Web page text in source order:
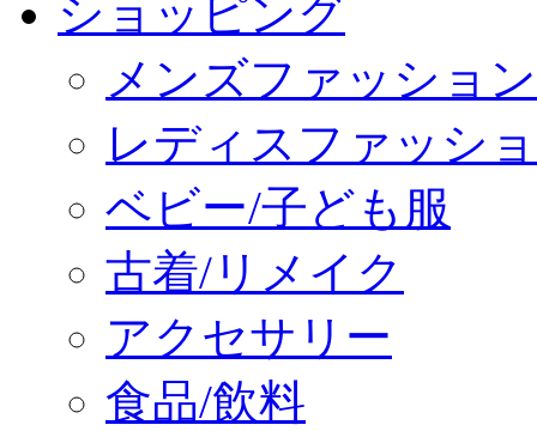
ショッピング
メンズファッション
レディスファッシ
ベビー/子ども服
古着/リメイク
アクセサリー
食品/飲料